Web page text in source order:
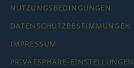
NUTZUNGSBEDINGUNGEN
DATENSCHUTZBESTIMMUNGEN
IMPRESSUM
PRIVATSPHÄRE-EINSTELLUNGEN